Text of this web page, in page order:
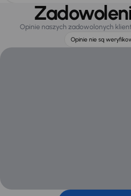
Opinie naszych zadowolonych
Opinie nie są